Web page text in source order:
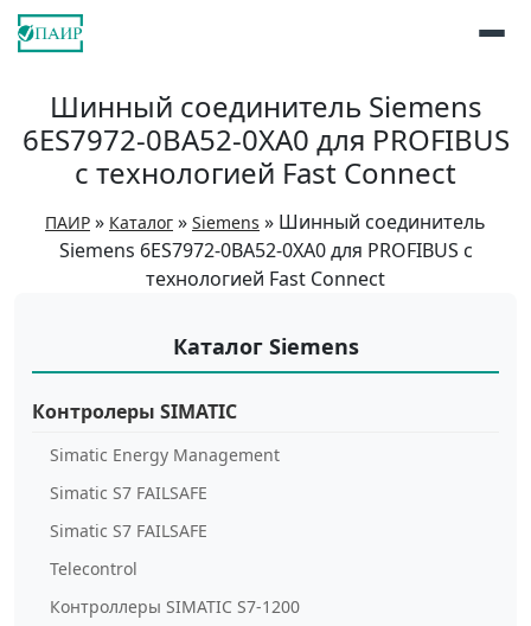
Шинный соединитель Siemens
6ES7972-0BA52-0XA0 для PROFIBUS
с технологией Fast Connect
ПАИР » Каталог » Siemens » Шинный соединитель
Siemens 6ES7972-0BA52-0XA0 для PROFIBUS с
технологией Fast Connect
Каталог Siemens
Контролеры SIMATIC
Simatic Energy Management
Simatic S7 FAILSAFE
Simatic S7 FAILSAFE
Telecontrol
Контроллеры SIMATIC S7-1200